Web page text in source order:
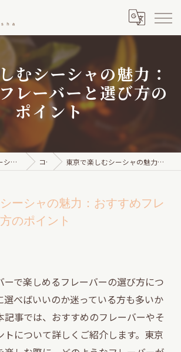
むシーシャの魅力：
レーバーと選び方の
ポイント
東京都渋谷のシーシャならami Luxury Bar & Shisha コラム 東京で楽しむシーシャの魅力：おすすめフレーバーと選び方のポイント
ーシャの魅力：おすすめフレ
のポイント
ーで楽しめるフレーバーの選び方につ
選べばいいのか迷っている方も多いか
記事では、おすすめのフレーバーやそ
トについて詳しくご紹介します。東京